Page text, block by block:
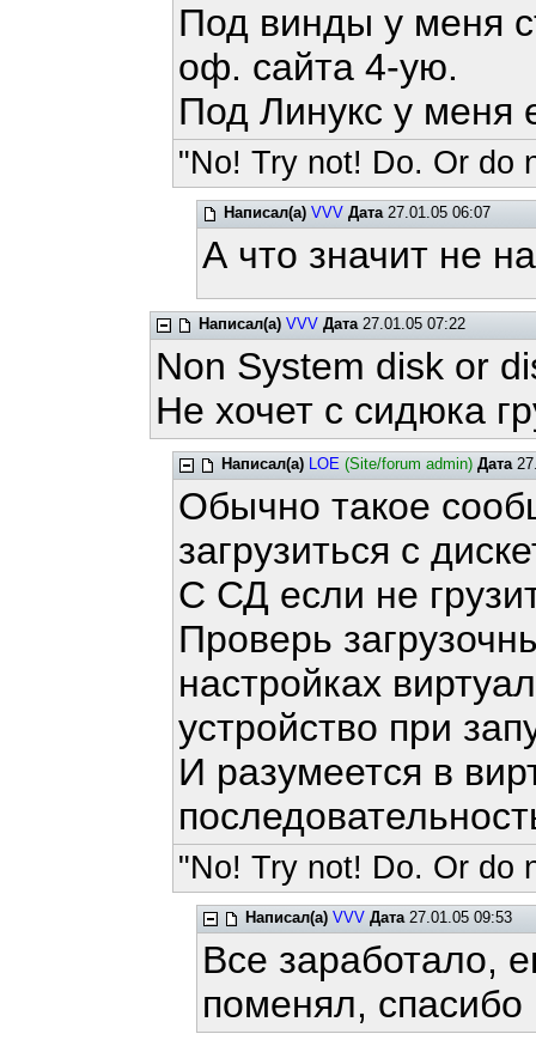
Под винды у меня
оф. сайта 4-ую.
Под Линукс у меня
"No! Try not! Do. Or do
Написал(а) VVV Дата27.01.05 06:07
А что значит не
Написал(а) VVV Дата27.01.05 07:22
Non System disk or
Не хочет с сидюка
Написал(а) LOE (Site/forum admin) Дата
Обычно такое
загрузиться с
С СД если не
Проверь
настройках
устройство при
И разумеется в
"No! Try not! Do. Or do
Написал(а) VVV Дата27.01.05 09:53
Все заработало,
поменял, спасибо